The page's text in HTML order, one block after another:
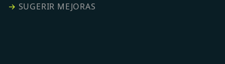
→ SUGERIR MEJORAS